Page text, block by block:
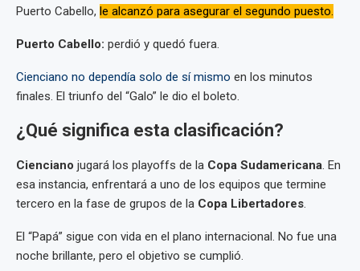
Puerto Cabello, le alcanzó para asegurar el segundo puesto.
Puerto Cabello: perdió y quedó fuera.
Cienciano no dependía solo de sí mismo en los minutos
finales. El triunfo del “Galo” le dio el boleto.
¿Qué significa esta clasificación?
Cienciano jugará los playoffs de la Copa Sudamericana. En
esa instancia, enfrentará a uno de los equipos que termine
tercero en la fase de grupos de la Copa Libertadores.
El “Papá” sigue con vida en el plano internacional. No fue una
noche brillante, pero el objetivo se cumplió.